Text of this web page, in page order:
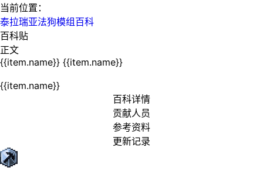
当前位置：
泰拉瑞亚法狗模组百科
百科贴
正文
{{item.name}} {{item.name}}
{{item.name}}
百科详情
贡献人员
参考资料
更新记录